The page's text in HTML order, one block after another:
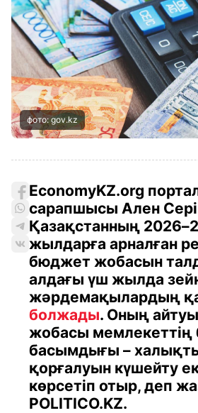
фото: gov.kz
EconomyKZ.org
сарапшысы Ален
Қазақстанның
жылдарға арналған
бюджет жобасын
алдағы үш жылда
жәрдемақылардың
болжады. Оның
жобасы мемлекеттің
басымдығы –
қорғалуын күшейту
көрсетіп отыр, деп
POLITICO.KZ.